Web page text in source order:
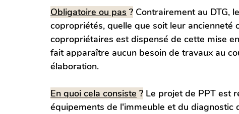
Obligatoire ou pas ? Contrairement au DTG,
copropriétés, quelle que soit leur ancienneté
copropriétaires est dispensé de cette mise
fait apparaître aucun besoin de travaux au
élaboration.
En quoi cela consiste ? Le projet de PPT est
équipements de l'immeuble et du